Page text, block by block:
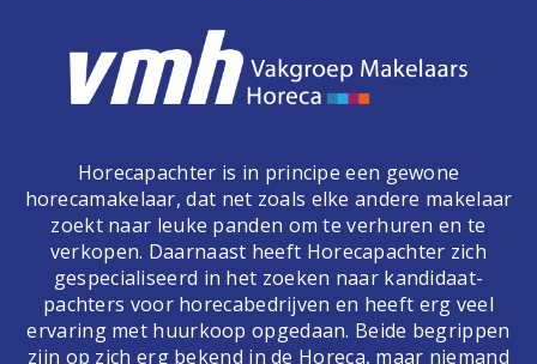
Horecapachter is in principe een gewone
horecamakelaar, dat net zoals elke andere makelaar
zoekt naar leuke panden om te verhuren en te
verkopen. Daarnaast heeft Horecapachter zich
gespecialiseerd in het zoeken naar kandidaat-
pachters voor horecabedrijven en heeft erg veel
ervaring met huurkoop opgedaan. Beide begrippen
zijn op zich erg bekend in de Horeca, maar niemand